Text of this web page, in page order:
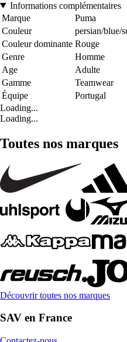
Informations complémentaires
Marque
Puma
Couleur
persian/blue/
Couleur dominante Rouge
Genre
Homme
Age
Adulte
Gamme
Teamwear
Équipe
Portugal
Loading...
Loading...
Toutes nos marques
Découvrir toutes nos marques
SAV en France